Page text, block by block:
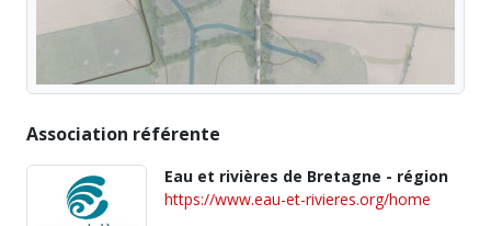
Association référente
Eau et rivières de Bretagne - région
https://www.eau-et-rivieres.org/home